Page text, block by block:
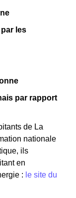
les
par rapport
de La
nationale
ils
en
: le site du